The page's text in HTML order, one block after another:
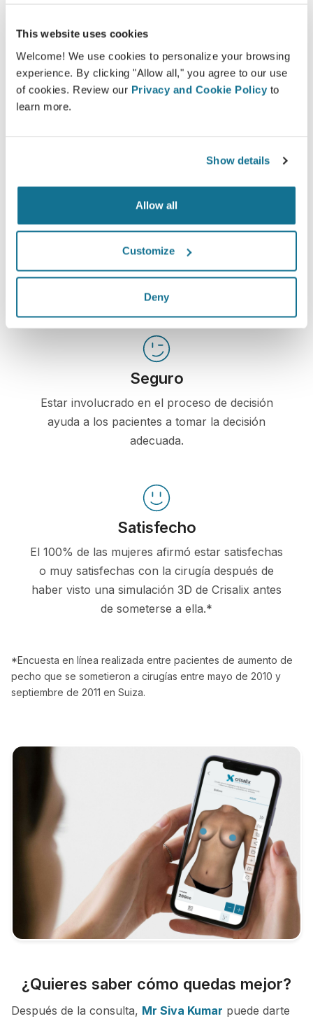
This website uses cookies
Welcome! We use cookies to personalize your browsing
experience. By clicking "Allow all," you agree to our use
of cookies. Review our Privacy and Cookie Policy to
learn more.
Show details
Allow all
Customize
Deny
paciente
Crisalix es una herramienta innovadora que tiene
como objetivo mejorar la comunicación entre médicos
y pacientes. La plataforma interconectada aumenta la
relación entre los pacientes y los médicos.
Informado
Crisalix permite educar a los pacientes acerca de
los posibles resultados de determinados
procedimientos sobre la base de una simulación
en 3D de su propio cuerpo.
Seguro
Estar involucrado en el proceso de decisión
ayuda a los pacientes a tomar la decisión
adecuada.
Satisfecho
El 100% de las mujeres afirmó estar satisfechas
o muy satisfechas con la cirugía después de
haber visto una simulación 3D de Crisalix antes
de someterse a ella.*
*Encuesta en línea realizada entre pacientes de aumento de
pecho que se sometieron a cirugías entre mayo de 2010 y
septiembre de 2011 en Suiza.
¿Quieres saber cómo quedas mejor?
Después de la consulta, Mr Siva Kumar puede darte